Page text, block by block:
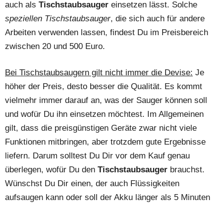
auch als Tischstaubsauger einsetzen lässt. Solche
speziellen Tischstaubsauger, die sich auch für andere
Arbeiten verwenden lassen, findest Du im Preisbereich
zwischen 20 und 500 Euro.
Bei Tischstaubsaugern gilt nicht immer die Devise: Je
höher der Preis, desto besser die Qualität. Es kommt
vielmehr immer darauf an, was der Sauger können soll
und wofür Du ihn einsetzen möchtest. Im Allgemeinen
gilt, dass die preisgünstigen Geräte zwar nicht viele
Funktionen mitbringen, aber trotzdem gute Ergebnisse
liefern. Darum solltest Du Dir vor dem Kauf genau
überlegen, wofür Du den Tischstaubsauger brauchst.
Wünschst Du Dir einen, der auch Flüssigkeiten
aufsaugen kann oder soll der Akku länger als 5 Minuten